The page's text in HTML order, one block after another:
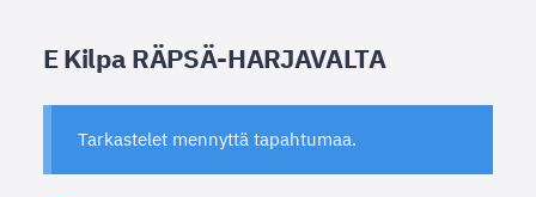
E Kilpa RÄPSÄ-HARJAVALTA
Tarkastelet mennyttä tapahtumaa.